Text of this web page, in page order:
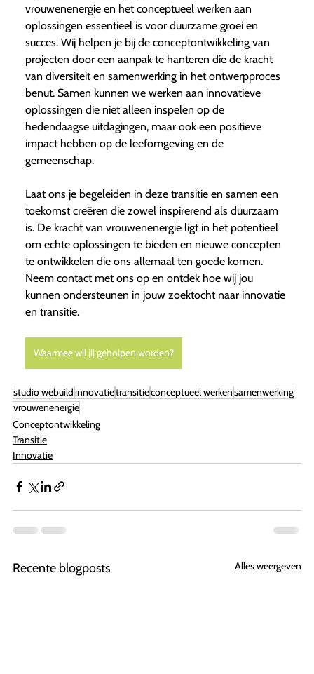
vrouwenenergie en het conceptueel werken aan
oplossingen essentieel is voor duurzame groei en
succes. Wij helpen je bij de conceptontwikkeling van
projecten door een aanpak te hanteren die de kracht
van diversiteit en samenwerking in het ontwerpproces
benut. Samen kunnen we werken aan innovatieve
oplossingen die niet alleen inspelen op de
hedendaagse uitdagingen, maar ook een positieve
impact hebben op de leefomgeving en de
gemeenschap.
Laat ons je begeleiden in deze transitie en samen een
toekomst creëren die zowel inspirerend als duurzaam
is. De kracht van vrouwenenergie ligt in het potentieel
om echte oplossingen te bieden en nieuwe concepten
te ontwikkelen die ons allemaal ten goede komen.
Neem contact met ons op en ontdek hoe wij jou
kunnen ondersteunen in jouw zoektocht naar innovatie
en transitie.
Waarmee wil jij geholpen worden?
studio webuildinnovatietransitieconceptueel werkensamenwerking
vrouwenenergie
Conceptontwikkeling
Transitie
Innovatie
Recente blogposts Alles weergeven